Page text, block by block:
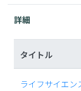
詳細
タイトル
ライフサイエン